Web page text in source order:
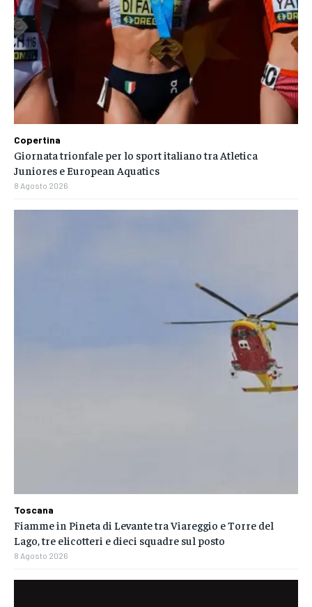
Copertina
Giornata trionfale per lo sport italiano tra Atletica
Juniores e European Aquatics
8 Agosto 2026
Toscana
Fiamme in Pineta di Levante tra Viareggio e Torre del
Lago, tre elicotteri e dieci squadre sul posto
8 Agosto 2026